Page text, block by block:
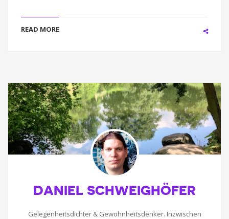
READ MORE
DANIEL SCHWEIGHÖFER
Gelegenheitsdichter & Gewohnheitsdenker. Inzwischen